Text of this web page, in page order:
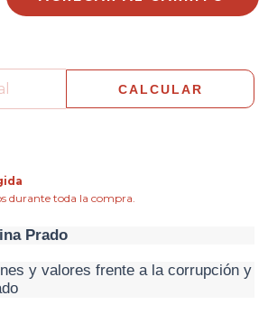
CALCULAR
durante toda la compra.
Prado
y valores frente a la corrupción y